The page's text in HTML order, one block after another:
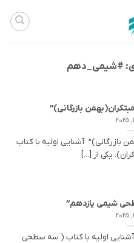
#شیمی_دهم
بازرگانی)”
آشنایی اولیه با کتاب
یکی از [...]
شیمی یازدهم”
کتاب “سه سطحی شیمی 2” آشنایی اولیه با کتاب ( سه سطحی